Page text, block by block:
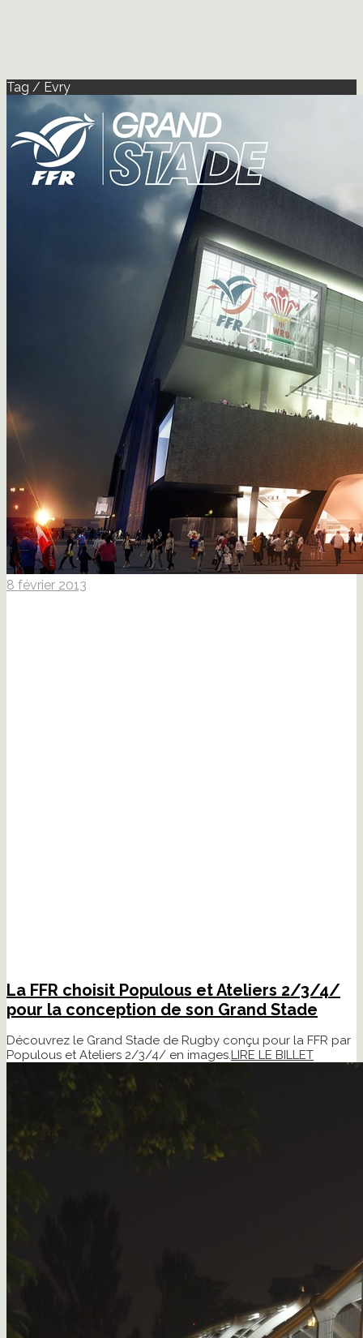
Tag / Evry
8 février 2013
La FFR choisit Populous et Ateliers 2/3/4/
pour la conception de son Grand Stade
Découvrez le Grand Stade de Rugby conçu pour la FFR par
Populous et Ateliers 2/3/4/ en images. LIRE LE BILLET